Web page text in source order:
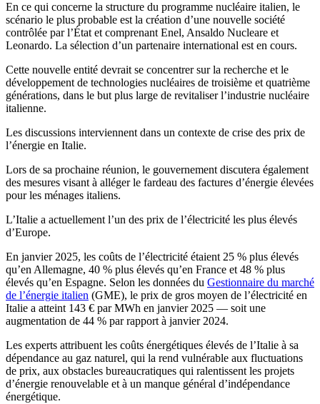
En ce qui concerne la structure du programme nucléaire italien, le
scénario le plus probable est la création d’une nouvelle société
contrôlée par l’État et comprenant Enel, Ansaldo Nucleare et
Leonardo. La sélection d’un partenaire international est en cours.
Cette nouvelle entité devrait se concentrer sur la recherche et le
développement de technologies nucléaires de troisième et quatrième
générations, dans le but plus large de revitaliser l’industrie nucléaire
italienne.
Les discussions interviennent dans un contexte de crise des prix de
l’énergie en Italie.
Lors de sa prochaine réunion, le gouvernement discutera également
des mesures visant à alléger le fardeau des factures d’énergie élevées
pour les ménages italiens.
L’Italie a actuellement l’un des prix de l’électricité les plus élevés
d’Europe.
En janvier 2025, les coûts de l’électricité étaient 25 % plus élevés
qu’en Allemagne, 40 % plus élevés qu’en France et 48 % plus
élevés qu’en Espagne. Selon les données du Gestionnaire du marché
de l’énergie italien (GME), le prix de gros moyen de l’électricité en
Italie a atteint 143 € par MWh en janvier 2025 — soit une
augmentation de 44 % par rapport à janvier 2024.
Les experts attribuent les coûts énergétiques élevés de l’Italie à sa
dépendance au gaz naturel, qui la rend vulnérable aux fluctuations
de prix, aux obstacles bureaucratiques qui ralentissent les projets
d’énergie renouvelable et à un manque général d’indépendance
énergétique.